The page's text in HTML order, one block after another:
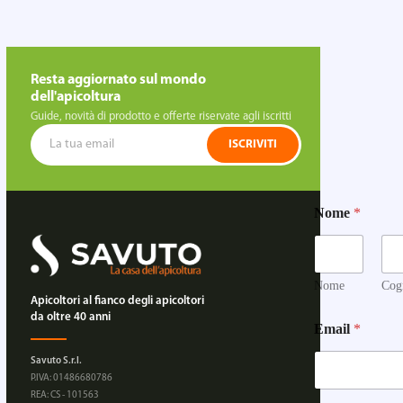
Resta aggiornato sul mondo
dell'apicoltura
Guide, novità di prodotto e offerte riservate agli iscritti
ISCRIVITI
Apicoltori al fianco degli apicoltori
da oltre 40 anni
Savuto S.r.l.
P.IVA: 01486680786
REA: CS - 101563
Nome *
Nome
Email *